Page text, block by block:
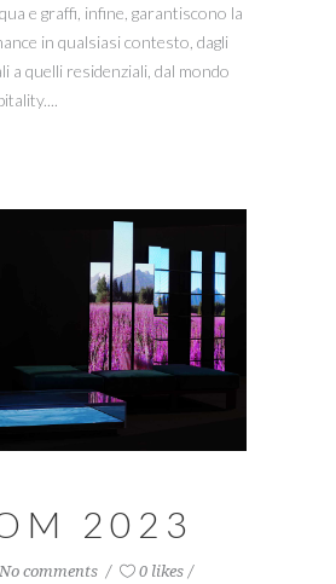
e graffi, infine, garantiscono la
in qualsiasi contesto, dagli
a quelli residenziali, dal mondo
2023
No comments
0 likes